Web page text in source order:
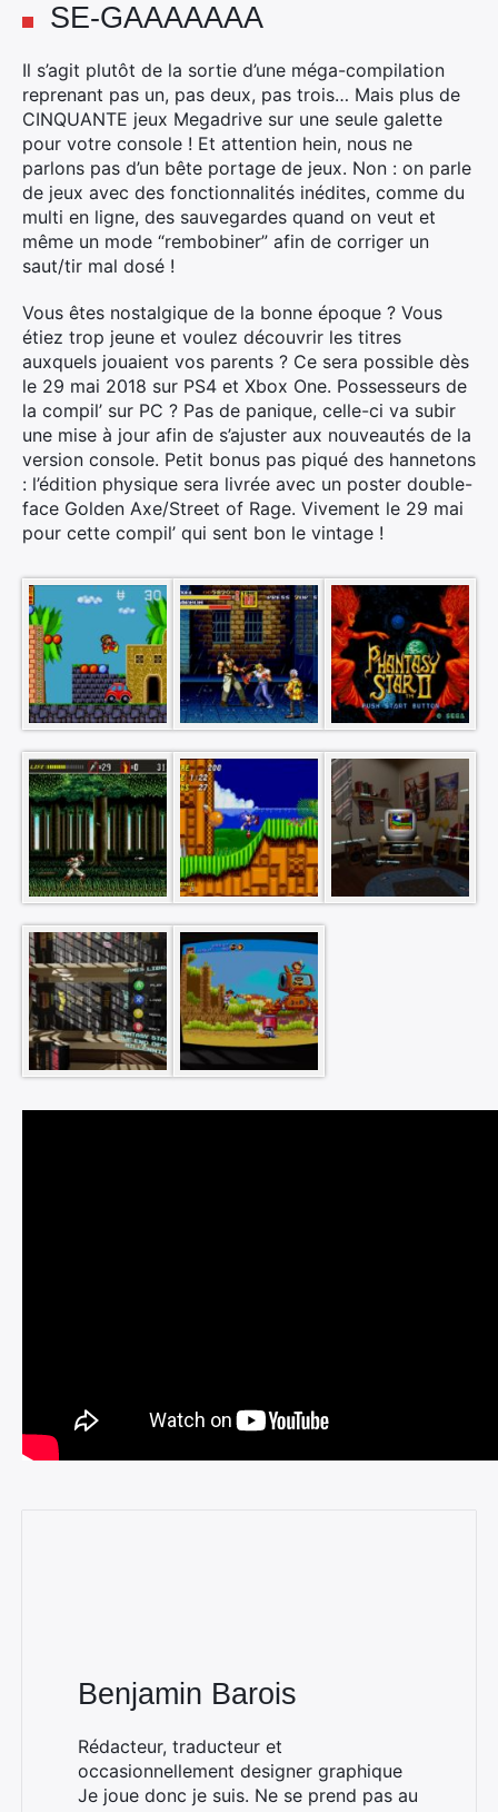
SE-GAAAAAAA
Il s’agit plutôt de la sortie d’une méga-compilation
reprenant pas un, pas deux, pas trois… Mais plus de
CINQUANTE jeux Megadrive sur une seule galette
pour votre console ! Et attention hein, nous ne
parlons pas d’un bête portage de jeux. Non : on parle
de jeux avec des fonctionnalités inédites, comme du
multi en ligne, des sauvegardes quand on veut et
même un mode “rembobiner” afin de corriger un
saut/tir mal dosé !
Vous êtes nostalgique de la bonne époque ? Vous
étiez trop jeune et voulez découvrir les titres
auxquels jouaient vos parents ? Ce sera possible dès
le 29 mai 2018 sur PS4 et Xbox One. Possesseurs de
la compil’ sur PC ? Pas de panique, celle-ci va subir
une mise à jour afin de s’ajuster aux nouveautés de la
version console. Petit bonus pas piqué des hannetons
: l’édition physique sera livrée avec un poster double-
face Golden Axe/Street of Rage. Vivement le 29 mai
pour cette compil’ qui sent bon le vintage !
Benjamin Barois
Rédacteur, traducteur et
occasionnellement designer graphique
Je joue donc je suis. Ne se prend pas au